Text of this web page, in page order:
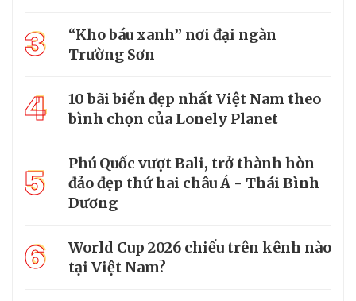
3
“Kho báu xanh” nơi đại ngàn
Trường Sơn
4
10 bãi biển đẹp nhất Việt Nam theo
bình chọn của Lonely Planet
5
Phú Quốc vượt Bali, trở thành hòn
đảo đẹp thứ hai châu Á - Thái Bình
Dương
6
World Cup 2026 chiếu trên kênh nào
tại Việt Nam?